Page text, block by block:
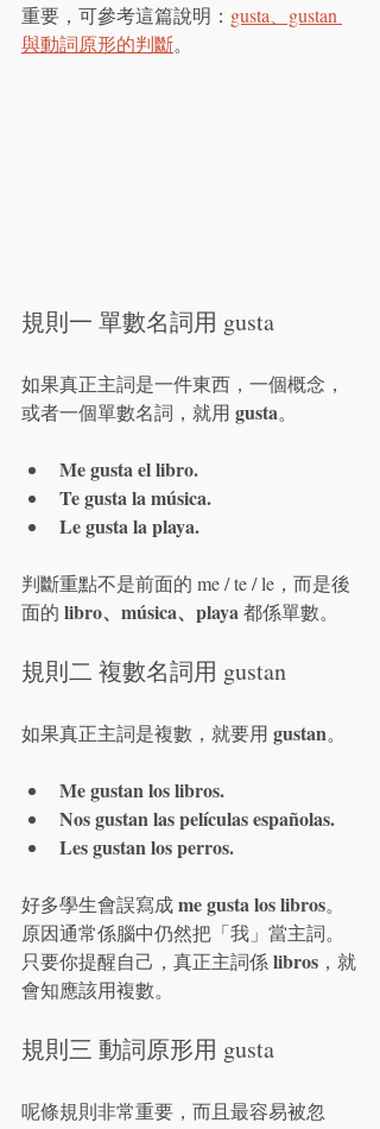
重要，可參考這篇說明： gusta、gustan
與動詞原形的判斷。
規則一 單數名詞用 gusta
如果真正主詞是一件東西，一個概念，
或者一個單數名詞，就用 gusta。
Me gusta el libro.
Te gusta la música.
Le gusta la playa.
判斷重點不是前面的 me / te / le，而是後
面的 libro、música、playa 都係單數。
規則二 複數名詞用 gustan
如果真正主詞是複數，就要用 gustan。
Me gustan los libros.
Nos gustan las películas españolas.
Les gustan los perros.
好多學生會誤寫成 me gusta los libros。
原因通常係腦中仍然把「我」當主詞。
只要你提醒自己，真正主詞係 libros ，就
會知應該用複數。
規則三 動詞原形用 gusta
呢條規則非常重要，而且最容易被忽